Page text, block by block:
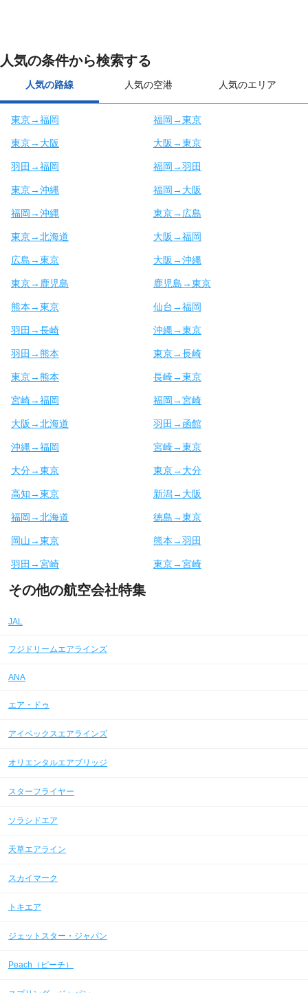
人気の条件から検索する
人気の路線 人気の空港 人気のエリア
東京→福岡 福岡→東京
東京→大阪 大阪→東京
羽田→福岡 福岡→羽田
東京→沖縄 福岡→大阪
福岡→沖縄 東京→広島
東京→北海道 大阪→福岡
広島→東京 大阪→沖縄
東京→鹿児島 鹿児島→東京
熊本→東京 仙台→福岡
羽田→長崎 沖縄→東京
羽田→熊本 東京→長崎
東京→熊本 長崎→東京
宮崎→福岡 福岡→宮崎
大阪→北海道 羽田→函館
沖縄→福岡 宮崎→東京
大分→東京 東京→大分
高知→東京 新潟→大阪
福岡→北海道 徳島→東京
岡山→東京 熊本→羽田
羽田→宮崎 東京→宮崎
その他の航空会社特集
JAL
フジドリームエアラインズ
ANA
エア・ドゥ
アイベックスエアラインズ
オリエンタルエアブリッジ
スターフライヤー
ソラシドエア
天草エアライン
スカイマーク
トキエア
ジェットスター・ジャパン
Peach（ピーチ）